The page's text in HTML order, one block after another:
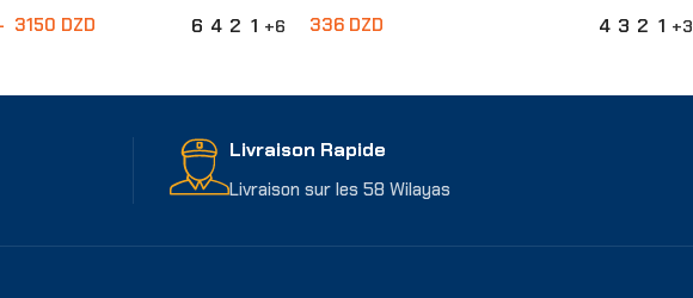
3150 DZD 6 4 2 1 +6
336 DZD 4 3 2 1 +3
Livraison Rapide
Livraison sur les 58 Wilayas